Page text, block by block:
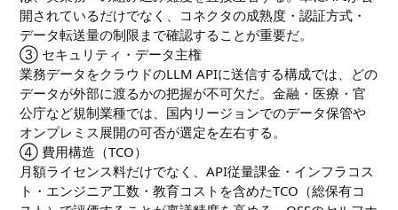
開されているだけでなく、コネクタの成熟度・認証方式・
データ転送量の制限まで確認することが重要だ。
③ セキュリティ・データ主権
業務データをクラウドのLLM APIに送信する構成では、どの
データが外部に渡るかの把握が不可欠だ。金融・医療・官
公庁など規制業種では、国内リージョンでのデータ保管や
オンプレミス展開の可否が選定を左右する。
④ 費用構造（TCO）
月額ライセンス料だけでなく、API従量課金・インフラコス
ト・エンジニア工数・教育コストを含めたTCO（総保有コ